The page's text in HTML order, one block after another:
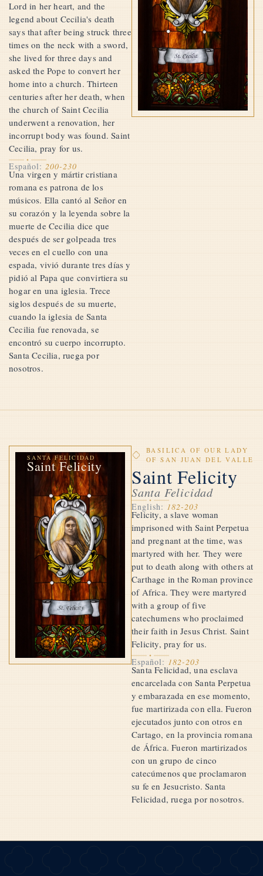
Lord in her heart, and the
legend about Cecilia's death
says that after being struck three
times on the neck with a sword,
she lived for three days and
asked the Pope to convert her
home into a church. Thirteen
centuries after her death, when
the church of Saint Cecilia
underwent a renovation, her
incorrupt body was found. Saint
Cecilia, pray for us.
Español: 200-230
Una virgen y mártir cristiana
romana es patrona de los
músicos. Ella cantó al Señor en
su corazón y la leyenda sobre la
muerte de Cecilia dice que
después de ser golpeada tres
veces en el cuello con una
espada, vivió durante tres días y
pidió al Papa que convirtiera su
hogar en una iglesia. Trece
siglos después de su muerte,
cuando la iglesia de Santa
Cecilia fue renovada, se
encontró su cuerpo incorrupto.
Santa Cecilia, ruega por
nosotros.
SANTA FELICIDAD
Saint Felicity
BASILICA OF OUR LADY
OF SAN JUAN DEL VALLE
Saint Felicity
Santa Felicidad
English: 182-203
Felicity, a slave woman
imprisoned with Saint Perpetua
and pregnant at the time, was
martyred with her. They were
put to death along with others at
Carthage in the Roman province
of Africa. They were martyred
with a group of five
catechumens who proclaimed
their faith in Jesus Christ. Saint
Felicity, pray for us.
Español: 182-203
Santa Felicidad, una esclava
encarcelada con Santa Perpetua
y embarazada en ese momento,
fue martirizada con ella. Fueron
ejecutados junto con otros en
Cartago, en la provincia romana
de África. Fueron martirizados
con un grupo de cinco
catecúmenos que proclamaron
su fe en Jesucristo. Santa
Felicidad, ruega por nosotros.